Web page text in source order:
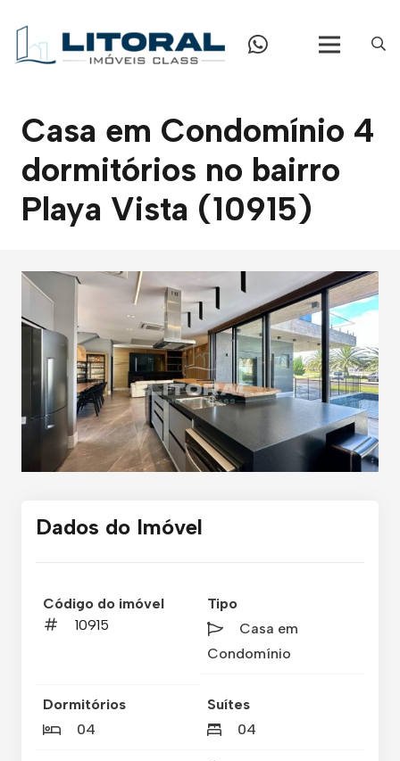
Casa em Condomínio 4
dormitórios no bairro
Playa Vista (10915)
Dados do Imóvel
Código do imóvel
10915
Tipo
Casa em
Condomínio
Dormitórios
04
Suítes
04